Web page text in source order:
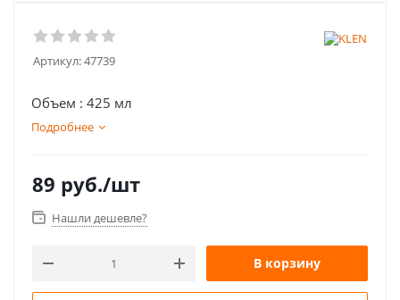
Артикул:47739
Объем : 425 мл
Подробнее
89 руб./шт
Нашли дешевле?
В корзину